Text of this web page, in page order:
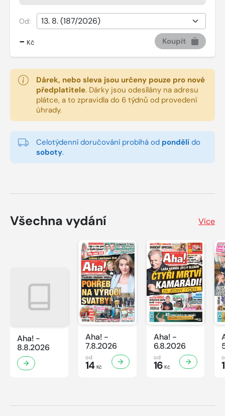
Od:
- Kč Koupit
Dárek, nebo sleva jsou určeny pouze pro nové
předplatitele. Dárky jsou odesílány na adresu
plátce, a to zpravidla do 6 týdnů od provedení
úhrady.
Celotýdenní doručování probíhá od pondělí do
soboty.
Všechna vydání Více
Aha! -
8.8.2026
Aha! -
7.8.2026
od
14Kč
Aha! -
6.8.2026
od
16 Kč